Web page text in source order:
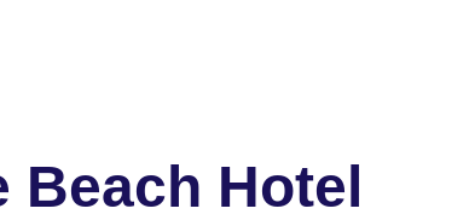
Beach Hotel